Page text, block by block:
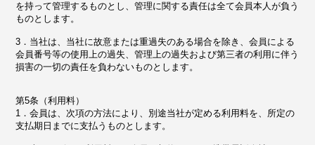
を持って管理するものとし、管理に関する責任は全て会員本人が負う
ものとします。
3．当社は、当社に故意または重過失のある場合を除き、会員による
会員番号等の使用上の過失、管理上の過失および第三者の利用に伴う
損害の一切の責任を負わないものとします。
第5条（利用料）
1．会員は、次項の方法により、別途当社が定める利用料を、所定の
支払期日までに支払うものとします。